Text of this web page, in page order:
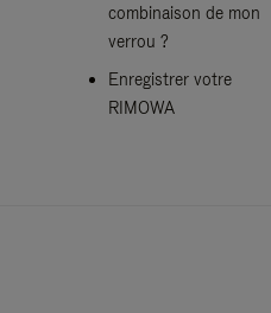
combinaison de mon
verrou ?
Enregistrer votre
RIMOWA